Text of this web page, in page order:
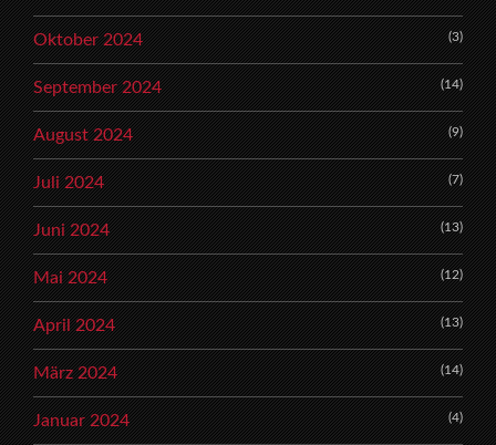
Oktober 2024 (3)
September 2024 (14)
August 2024 (9)
Juli 2024 (7)
Juni 2024 (13)
Mai 2024 (12)
April 2024 (13)
März 2024 (14)
Januar 2024 (4)